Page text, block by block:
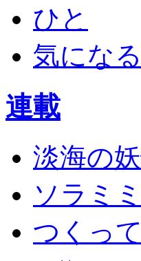
ひと
気にな
連載
淡海の
ソラミ
つくっ